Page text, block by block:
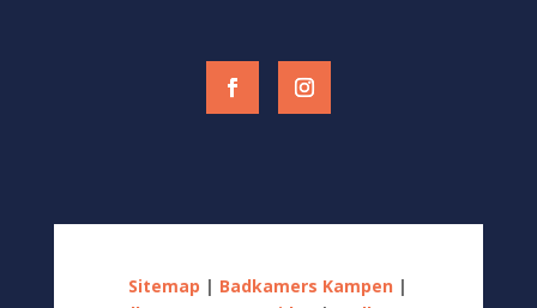
Sitemap | Badkamers Kampen |